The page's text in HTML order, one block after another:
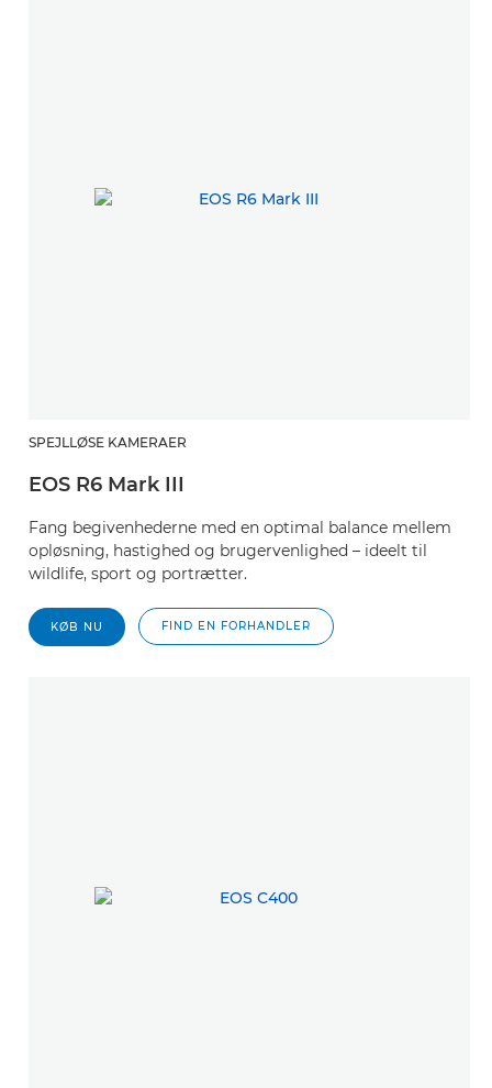
SPEJLLØSE KAMERAER
EOS R6 Mark III
Fang begivenhederne med en optimal balance mellem
opløsning, hastighed og brugervenlighed – ideelt til
wildlife, sport og portrætter.
KØB NU FIND EN FORHANDLER